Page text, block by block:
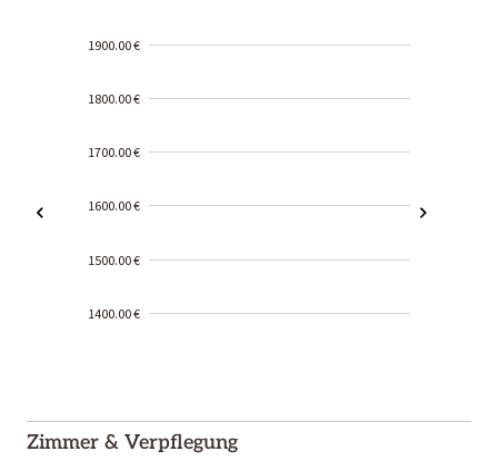
1900.00 €
1800.00 €
1700.00 €
1600.00 €
1500.00 €
1400.00 €
01-02
Zimmer & Verpflegung